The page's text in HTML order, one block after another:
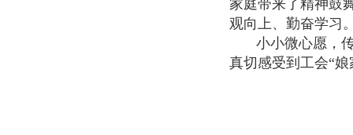
家庭带来了精神鼓
观向上、勤奋学习
小小微心愿，
真切感受到工会“